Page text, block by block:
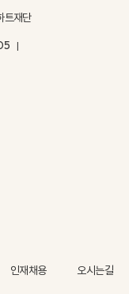
트재단
인재채용 오시는길